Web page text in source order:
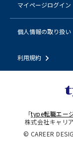
マイページログイン
個人情報の取り扱い
利用規約
「type転職エー
株式会社キャリ
© CAREER